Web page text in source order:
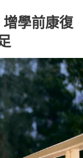
增學前康復